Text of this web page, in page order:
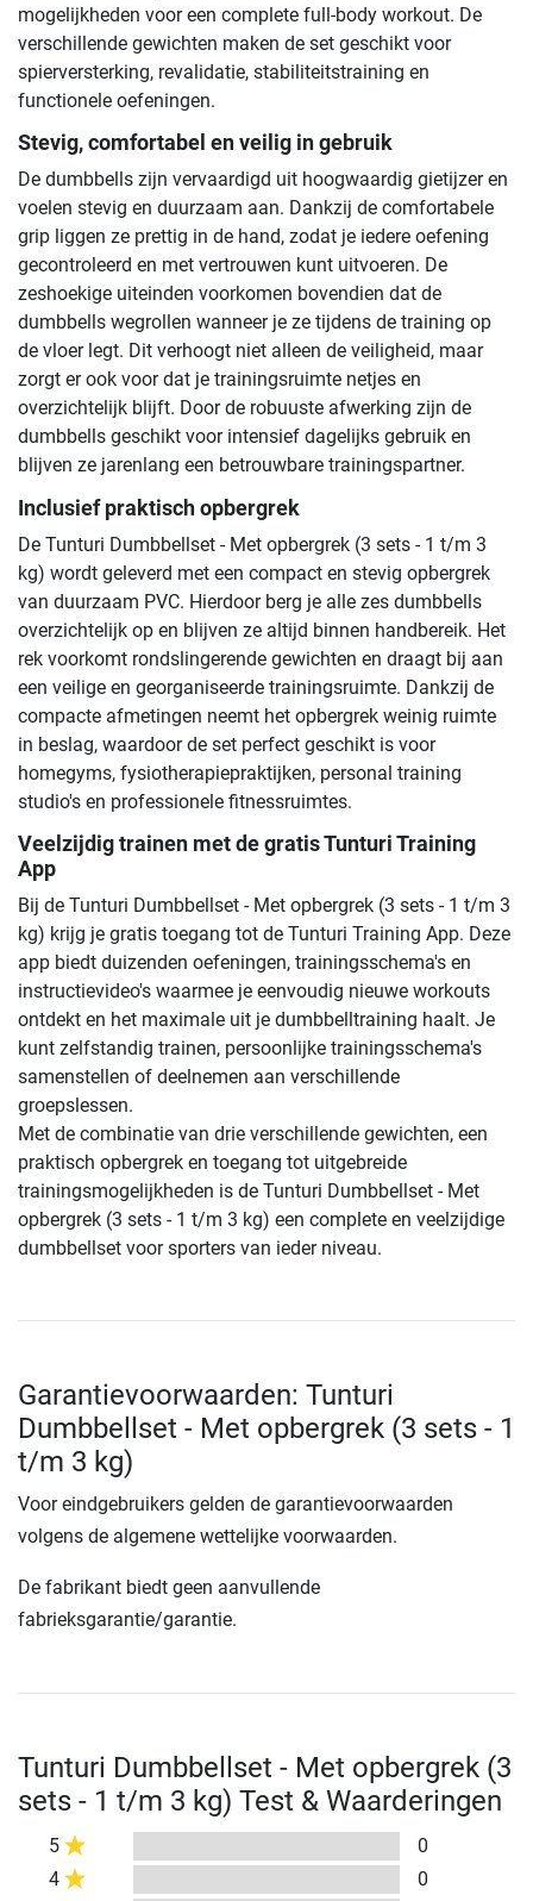
mogelijkheden voor een complete full-body workout. De
verschillende gewichten maken de set geschikt voor
spierversterking, revalidatie, stabiliteitstraining en
functionele oefeningen.
Stevig, comfortabel en veilig in gebruik
De dumbbells zijn vervaardigd uit hoogwaardig gietijzer en
voelen stevig en duurzaam aan. Dankzij de comfortabele
grip liggen ze prettig in de hand, zodat je iedere oefening
gecontroleerd en met vertrouwen kunt uitvoeren. De
zeshoekige uiteinden voorkomen bovendien dat de
dumbbells wegrollen wanneer je ze tijdens de training op
de vloer legt. Dit verhoogt niet alleen de veiligheid, maar
zorgt er ook voor dat je trainingsruimte netjes en
overzichtelijk blijft. Door de robuuste afwerking zijn de
dumbbells geschikt voor intensief dagelijks gebruik en
blijven ze jarenlang een betrouwbare trainingspartner.
Inclusief praktisch opbergrek
De Tunturi Dumbbellset - Met opbergrek (3 sets - 1 t/m 3
kg) wordt geleverd met een compact en stevig opbergrek
van duurzaam PVC. Hierdoor berg je alle zes dumbbells
overzichtelijk op en blijven ze altijd binnen handbereik. Het
rek voorkomt rondslingerende gewichten en draagt bij aan
een veilige en georganiseerde trainingsruimte. Dankzij de
compacte afmetingen neemt het opbergrek weinig ruimte
in beslag, waardoor de set perfect geschikt is voor
homegyms, fysiotherapiepraktijken, personal training
studio's en professionele fitnessruimtes.
Veelzijdig trainen met de gratis Tunturi Training
App
Bij de Tunturi Dumbbellset - Met opbergrek (3 sets - 1 t/m 3
kg) krijg je gratis toegang tot de Tunturi Training App. Deze
app biedt duizenden oefeningen, trainingsschema's en
instructievideo's waarmee je eenvoudig nieuwe workouts
ontdekt en het maximale uit je dumbbelltraining haalt. Je
kunt zelfstandig trainen, persoonlijke trainingsschema's
samenstellen of deelnemen aan verschillende
groepslessen.
Met de combinatie van drie verschillende gewichten, een
praktisch opbergrek en toegang tot uitgebreide
trainingsmogelijkheden is de Tunturi Dumbbellset - Met
opbergrek (3 sets - 1 t/m 3 kg) een complete en veelzijdige
dumbbellset voor sporters van ieder niveau.
Garantievoorwaarden: Tunturi
Dumbbellset - Met opbergrek (3 sets - 1
t/m 3 kg)
Voor eindgebruikers gelden de garantievoorwaarden
volgens de algemene wettelijke voorwaarden.
De fabrikant biedt geen aanvullende
fabrieksgarantie/garantie.
Tunturi Dumbbellset - Met opbergrek (3
sets - 1 t/m 3 kg) Test & Waarderingen
5
0
4
0